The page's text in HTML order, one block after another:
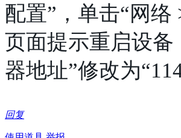
配置”，单击“网
页面提示重启设备
器地址”修改为
回复